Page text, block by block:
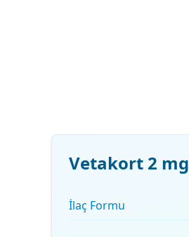
Vetakort 2 mg
İlaç Formu